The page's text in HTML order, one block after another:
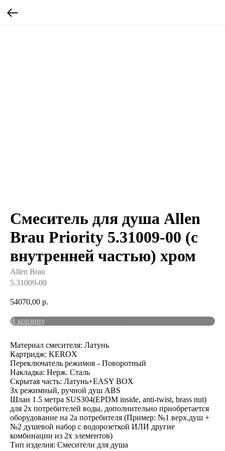
Смеситель для душа Allen
Brau Priority 5.31009-00 (с
внутренней частью) хром
Allen Brau
5.31009-00
54070,00 р.
В корзину
Материал смесителя: Латунь
Картридж: KEROX
Переключатель режимов - Поворотный
Накладка: Нерж. Сталь
Скрытая часть: Латунь+EASY BOX
Зх режимный, ручной душ ABS
Шлан 1.5 метра SUS304(EPDM inside, anti-twist, brass nut)
для 2х потребителей воды, дополнительно приобретается
оборудование на 2а потребителя (Пример: №1 верх.душ +
№2 душевой набор с водорозеткой ИЛИ другие
комбинации из 2х элементов)
Тип изделия: Смесители для душа